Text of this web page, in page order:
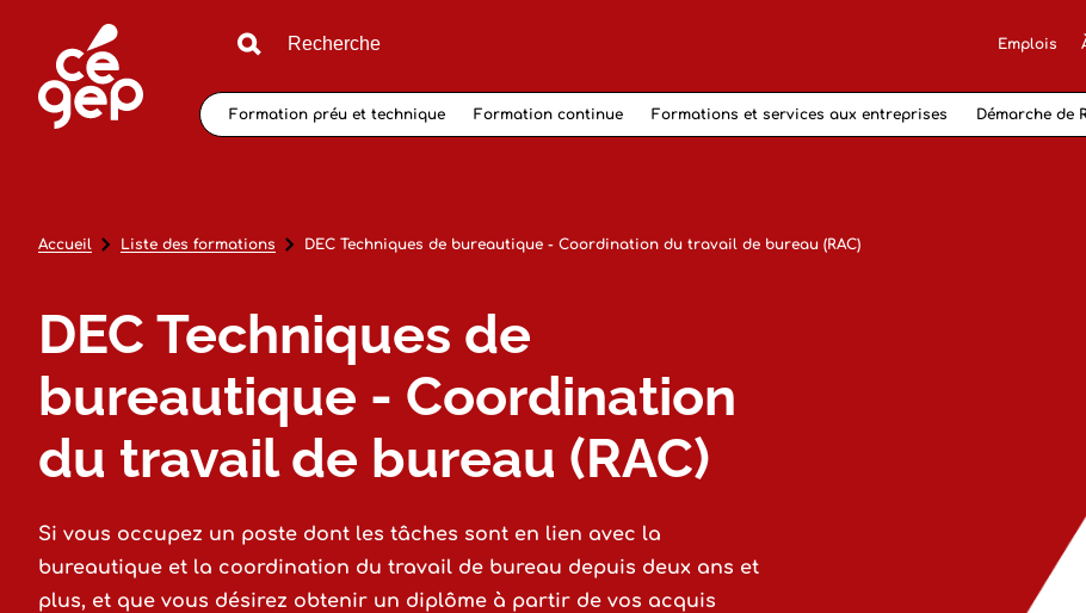
Emplois
Formation préu et technique Formation continue Formations et services aux entreprises Démarche de
Accueil Liste des formations DEC Techniques de bureautique - Coordination du travail de bureau (RAC)
DEC Techniques de
bureautique - Coordination
du travail de bureau (RAC)
Si vous occupez un poste dont les tâches sont en lien avec la
bureautique et la coordination du travail de bureau depuis deux ans et
plus, et que vous désirez obtenir un diplôme à partir de vos acquis